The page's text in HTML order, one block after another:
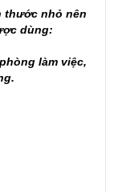
thước nhỏ nên
dùng:
làm việc,